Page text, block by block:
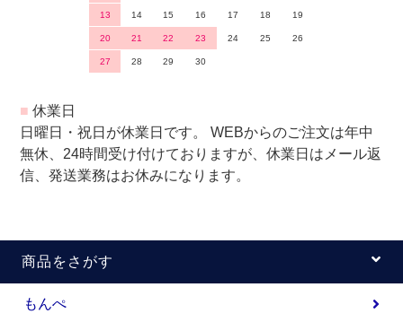
13 14 15 16 17 18 19
20 21 22 23 24 25 26
27 28 29 30
■ 休業日
日曜日・祝日が休業日です。 WEBからのご注文は年中
無休、24時間受け付けておりますが、休業日はメール返
信、発送業務はお休みになります。
商品をさがす
もんぺ